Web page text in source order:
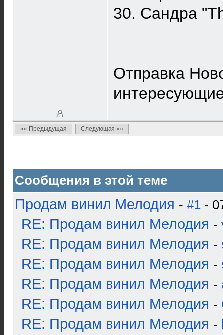
30. Сандра
Отправка
«« Предыдущая Следующая »»
Сообщения в этой теме
Продам винил Мелодия - #1 -
RE: Продам винил Мелодия -
RE: Продам винил Мелодия -
RE: Продам винил Мелодия -
RE: Продам винил Мелодия -
RE: Продам винил Мелодия -
RE: Продам винил Мелодия -